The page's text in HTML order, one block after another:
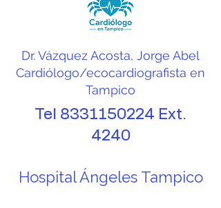
Dr. Vázquez Acosta, Jorge Abel
Cardiólogo/ecocardiografista en
Tampico
Tel 8331150224 Ext.
4240
Hospital Ángeles Tampico